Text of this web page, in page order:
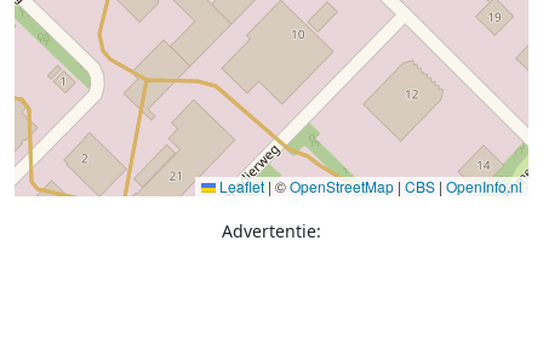
Leaflet | ©OpenStreetMap | CBS | OpenInfo.nl
Advertentie: